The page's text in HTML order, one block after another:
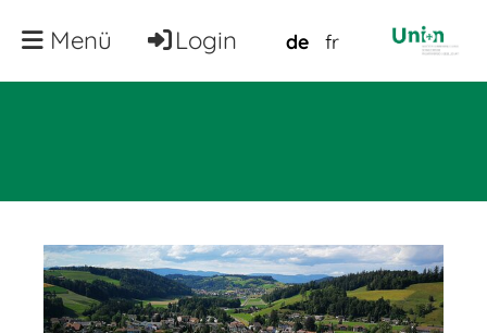
Login de fr
Menü